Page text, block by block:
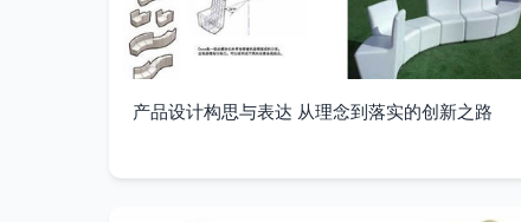
产品设计构思与表达 从理念到落实的创新之路